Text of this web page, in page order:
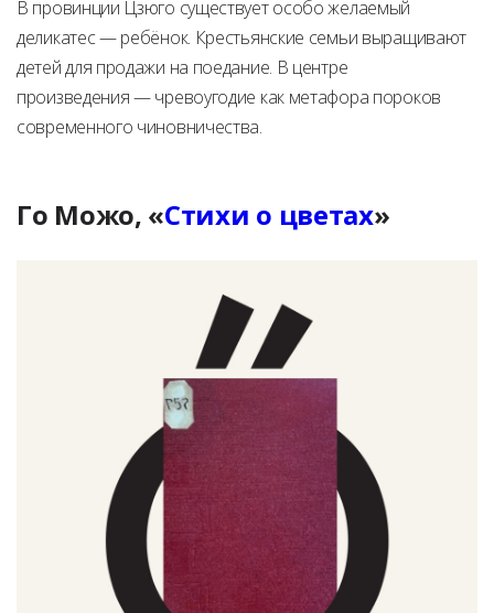
В провинции Цзюго существует особо желаемый
деликатес — ребёнок. Крестьянские семьи выращивают
детей для продажи на поедание. В центре
произведения — чревоугодие как метафора пороков
современного чиновничества.
Го Можо, «Стихи о цветах»